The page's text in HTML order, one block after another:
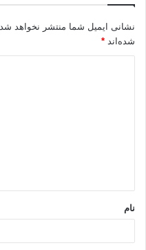
نشانی ایمیل شما منتشر نخواهد شد.
شده‌اند *
*
نام